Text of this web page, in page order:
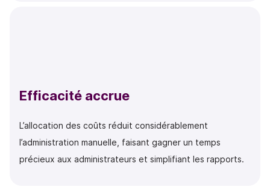
Efficacité accrue
L’allocation des coûts réduit considérablement
l’administration manuelle, faisant gagner un temps
précieux aux administrateurs et simplifiant les rapports.